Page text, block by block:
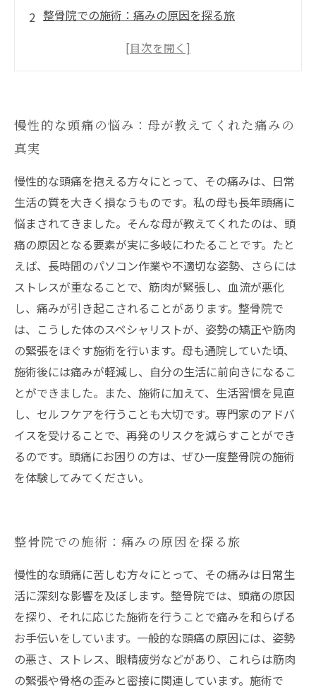
整骨院での施術：痛みの原因を探る旅
姿勢の改善とストレス管理：頭痛克服への第一
専門家から学ぶ：施術法と体験談の紹介
慢性的な頭痛から解放されるために：未来への
希望
慢性的な頭痛の悩み：母が教えてくれた痛みの
真実
慢性的な頭痛を抱える方々にとって、その痛みは、日常
生活の質を大きく損なうものです。私の母も長年頭痛に
悩まされてきました。そんな母が教えてくれたのは、頭
痛の原因となる要素が実に多岐にわたることです。たと
えば、長時間のパソコン作業や不適切な姿勢、さらには
ストレスが重なることで、筋肉が緊張し、血流が悪化
し、痛みが引き起こされることがあります。整骨院で
は、こうした体のスペシャリストが、姿勢の矯正や筋肉
の緊張をほぐす施術を行います。母も通院していた頃、
施術後には痛みが軽減し、自分の生活に前向きになるこ
とができました。また、施術に加えて、生活習慣を見直
し、セルフケアを行うことも大切です。専門家のアドバ
イスを受けることで、再発のリスクを減らすことができ
るのです。頭痛にお困りの方は、ぜひ一度整骨院の施術
を体験してみてください。
整骨院での施術：痛みの原因を探る旅
慢性的な頭痛に苦しむ方々にとって、その痛みは日常生
活に深刻な影響を及ぼします。整骨院では、頭痛の原因
を探り、それに応じた施術を行うことで痛みを和らげる
お手伝いをしています。一般的な頭痛の原因には、姿勢
の悪さ、ストレス、眼精疲労などがあり、これらは筋肉
の緊張や骨格の歪みと密接に関連しています。施術で